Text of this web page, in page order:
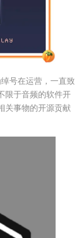
号在运营，一直致
限于音频的软件开
关事物的开源贡献